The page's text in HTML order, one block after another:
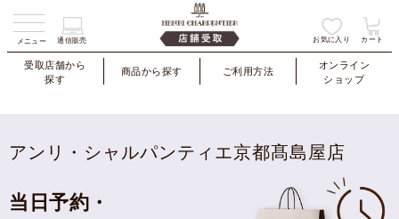
メニュー 通信販売 お気に入り カート
受取店舗から
探す
商品から探す ご利用方法
オンライン
ショップ
アンリ・シャルパンティエ京都髙島屋店
当日予約・